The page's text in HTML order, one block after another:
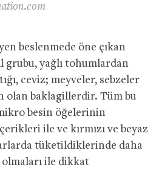
beslenmede öne çıkan
grubu, yağlı tohumlardan
ceviz; meyveler, sebzeler
olan baklagillerdir. Tüm bu
besin öğelerinin
ile ve kırmızı ve beyaz
tüketildiklerinde daha
ile dikkat